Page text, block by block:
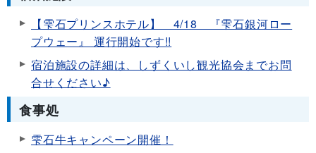
【雫石プリンスホテル】 4/18 『雫石銀河ロー
プウェー』 運行開始です!!
宿泊施設の詳細は、しずくいし観光協会までお問
合せください♪
食事処
雫石牛キャンペーン開催！